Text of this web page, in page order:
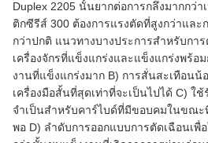
Duplex 2205 นั้นยากต่อการกลึงมากกว่
ติกซีรีส์ 300 ต้องการแรงตัดที่สูงกว่าและ
กว่าปกติ แนวทางบางประการสำหรับกา
เครื่องจักรที่แข็งแกร่งและแข็งแกร่งพร้อ
งานที่แข็งแกร่งมาก B) การสั่นสะเทือน
เครื่องมือสั้นที่สุดเท่าที่จะเป็นไปได้ C) ใ
จำเป็นสำหรับคาร์ไบด์ที่มีขอบคมในขณะ
พอ D) ลำดับการออกแบบการตัดเฉือนเพื่